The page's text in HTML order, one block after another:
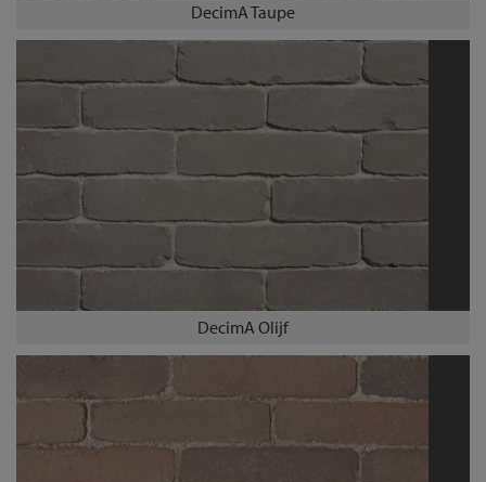
DecimA Taupe
DecimA Olijf